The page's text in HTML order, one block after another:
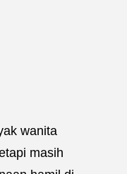
wanita
masih